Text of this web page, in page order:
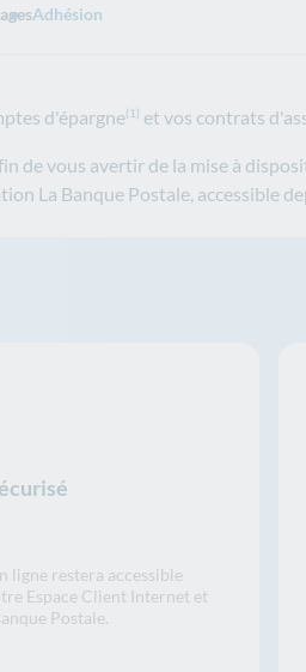
Adhésion
d'épargne(1) et vos contrats
de vous avertir de la mise à
La Banque Postale, accessible
ligne restera accessible
Espace Client Internet et
Postale.